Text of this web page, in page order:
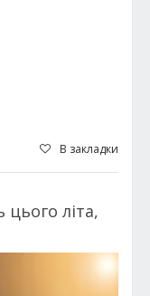
В закладки
літа,